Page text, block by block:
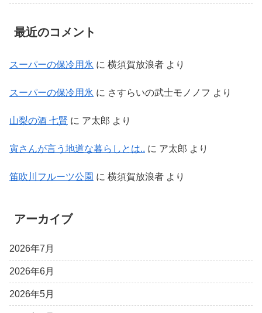
最近のコメント
スーパーの保冷用氷 に 横須賀放浪者 より
スーパーの保冷用氷 に さすらいの武士モノノフ より
山梨の酒 七賢 に ア太郎 より
寅さんが言う地道な暮らしとは.. に ア太郎 より
笛吹川フルーツ公園 に 横須賀放浪者 より
アーカイブ
2026年7月
2026年6月
2026年5月